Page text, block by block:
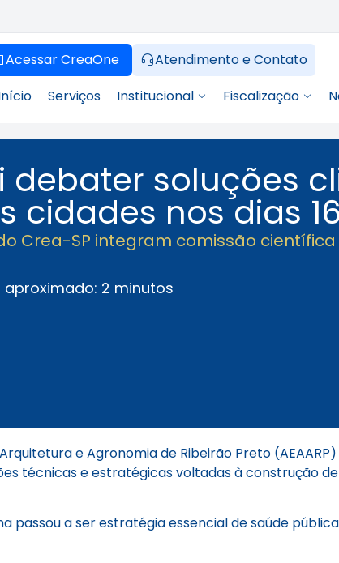
Acessar CreaOne
Atendimento e Contato
Serviços Institucional Fiscalização
debater soluções
nos dias 16
Crea-SP integram comissão
2 minutos
e Agronomia de Ribeirão Preto
técnicas e estratégicas voltadas à construção
passou a ser estratégia essencial de saúde